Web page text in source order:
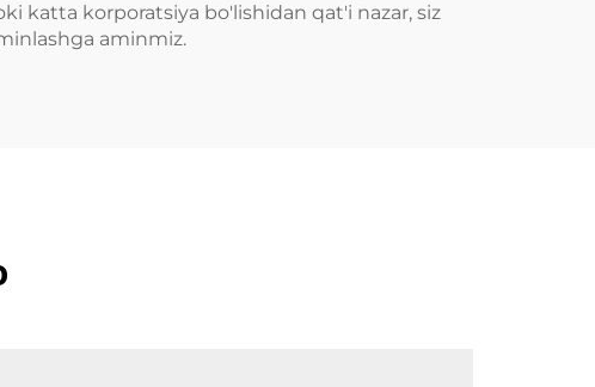
katta korporatsiya bo'lishidan qat'i nazar, siz
aminmiz.